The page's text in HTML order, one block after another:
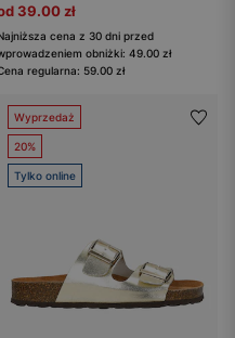
39.00 zł
cena z 30 dni przed
obniżki: 49.00 zł
regularna: 59.00 zł
Wyprzedaż
20%
Tylko online